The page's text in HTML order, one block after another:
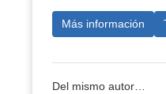
Más información
Del mismo autor…